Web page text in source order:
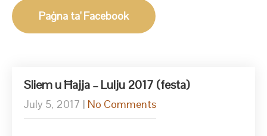
Paġna ta' Facebook
Sliem u Ħajja – Lulju 2017 (festa)
July 5, 2017 | No Comments